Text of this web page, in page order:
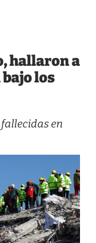
hallaron a
los
fallecidas en